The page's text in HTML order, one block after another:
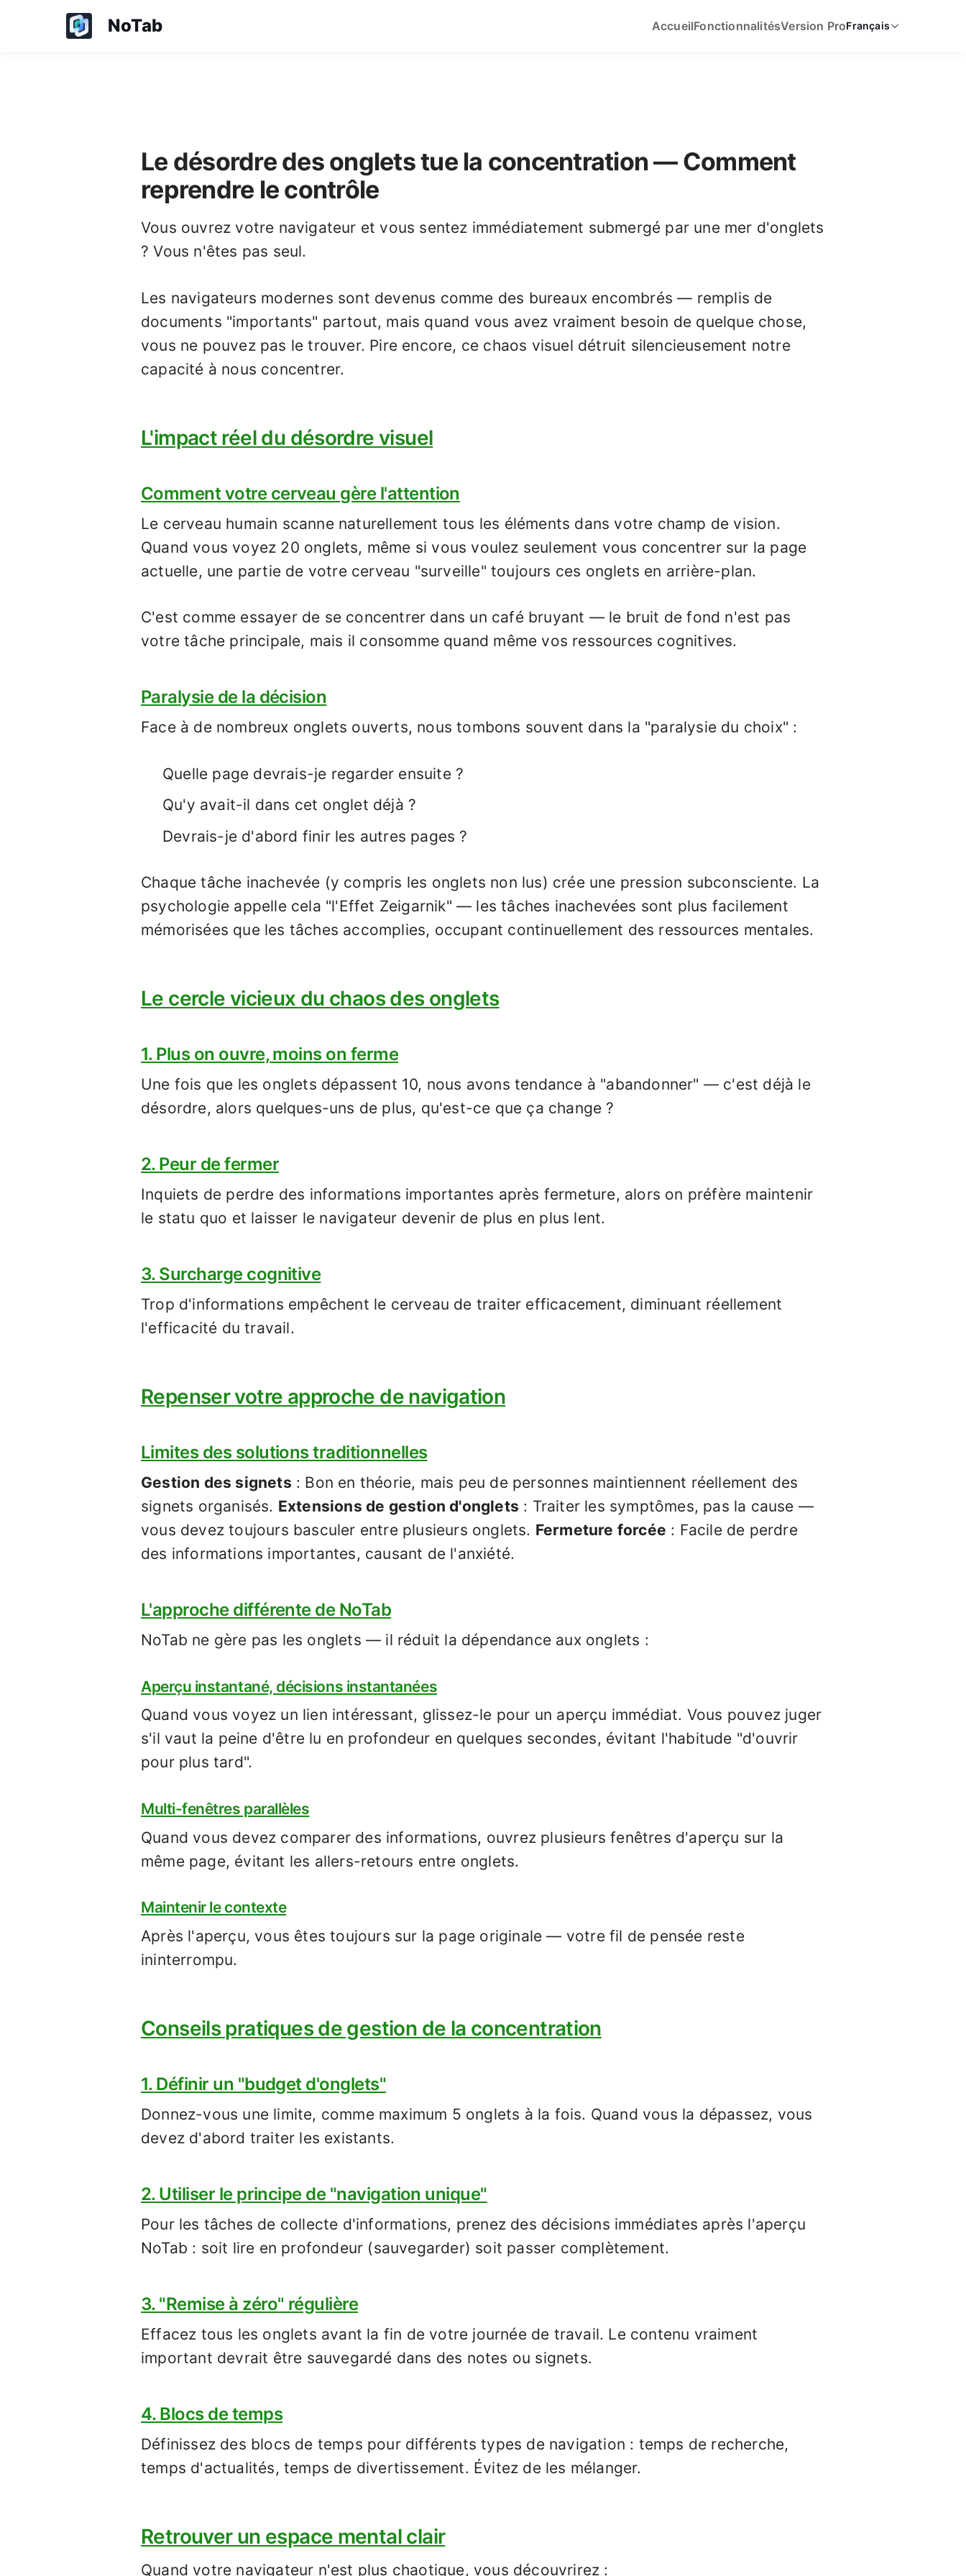
NoTab AccueilFonctionnalitésVersion ProFrançais
Le désordre des onglets tue la concentration — Comment
reprendre le contrôle
Vous ouvrez votre navigateur et vous sentez immédiatement submergé par une mer d'onglets
? Vous n'êtes pas seul.
Les navigateurs modernes sont devenus comme des bureaux encombrés — remplis de
documents "importants" partout, mais quand vous avez vraiment besoin de quelque chose,
vous ne pouvez pas le trouver. Pire encore, ce chaos visuel détruit silencieusement notre
capacité à nous concentrer.
L'impact réel du désordre visuel
Comment votre cerveau gère l'attention
Le cerveau humain scanne naturellement tous les éléments dans votre champ de vision.
Quand vous voyez 20 onglets, même si vous voulez seulement vous concentrer sur la page
actuelle, une partie de votre cerveau "surveille" toujours ces onglets en arrière-plan.
C'est comme essayer de se concentrer dans un café bruyant — le bruit de fond n'est pas
votre tâche principale, mais il consomme quand même vos ressources cognitives.
Paralysie de la décision
Face à de nombreux onglets ouverts, nous tombons souvent dans la "paralysie du choix" :
Quelle page devrais-je regarder ensuite ?
Qu'y avait-il dans cet onglet déjà ?
Devrais-je d'abord finir les autres pages ?
Chaque tâche inachevée (y compris les onglets non lus) crée une pression subconsciente. La
psychologie appelle cela "l'Effet Zeigarnik" — les tâches inachevées sont plus facilement
mémorisées que les tâches accomplies, occupant continuellement des ressources mentales.
Le cercle vicieux du chaos des onglets
1. Plus on ouvre, moins on ferme
Une fois que les onglets dépassent 10, nous avons tendance à "abandonner" — c'est déjà le
désordre, alors quelques-uns de plus, qu'est-ce que ça change ?
2. Peur de fermer
Inquiets de perdre des informations importantes après fermeture, alors on préfère maintenir
le statu quo et laisser le navigateur devenir de plus en plus lent.
3. Surcharge cognitive
Trop d'informations empêchent le cerveau de traiter efficacement, diminuant réellement
l'efficacité du travail.
Repenser votre approche de navigation
Limites des solutions traditionnelles
Gestion des signets : Bon en théorie, mais peu de personnes maintiennent réellement des
signets organisés. Extensions de gestion d'onglets : Traiter les symptômes, pas la cause —
vous devez toujours basculer entre plusieurs onglets. Fermeture forcée : Facile de perdre
des informations importantes, causant de l'anxiété.
L'approche différente de NoTab
NoTab ne gère pas les onglets — il réduit la dépendance aux onglets :
Aperçu instantané, décisions instantanées
Quand vous voyez un lien intéressant, glissez-le pour un aperçu immédiat. Vous pouvez juger
s'il vaut la peine d'être lu en profondeur en quelques secondes, évitant l'habitude "d'ouvrir
pour plus tard".
Multi-fenêtres parallèles
Quand vous devez comparer des informations, ouvrez plusieurs fenêtres d'aperçu sur la
même page, évitant les allers-retours entre onglets.
Maintenir le contexte
Après l'aperçu, vous êtes toujours sur la page originale — votre fil de pensée reste
ininterrompu.
Conseils pratiques de gestion de la concentration
1. Définir un "budget d'onglets"
Donnez-vous une limite, comme maximum 5 onglets à la fois. Quand vous la dépassez, vous
devez d'abord traiter les existants.
2. Utiliser le principe de "navigation unique"
Pour les tâches de collecte d'informations, prenez des décisions immédiates après l'aperçu
NoTab : soit lire en profondeur (sauvegarder) soit passer complètement.
3. "Remise à zéro" régulière
Effacez tous les onglets avant la fin de votre journée de travail. Le contenu vraiment
important devrait être sauvegardé dans des notes ou signets.
4. Blocs de temps
Définissez des blocs de temps pour différents types de navigation : temps de recherche,
temps d'actualités, temps de divertissement. Évitez de les mélanger.
Retrouver un espace mental clair
Quand votre navigateur n'est plus chaotique, vous découvrirez :